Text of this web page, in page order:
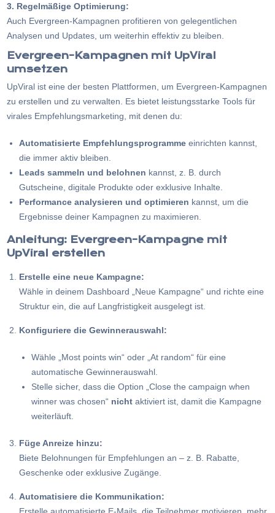
3. Regelmäßige Optimierung:
Auch Evergreen-Kampagnen profitieren von gelegentlichen
Analysen und Updates, um weiterhin effektiv zu bleiben.
Evergreen-Kampagnen mit UpViral
umsetzen
UpViral ist eine der besten Plattformen, um Evergreen-Kampagnen
zu erstellen und zu verwalten. Es bietet leistungsstarke Tools für
virales Empfehlungsmarketing, mit denen du:
Automatisierte Empfehlungsprogramme einrichten kannst,
die immer aktiv bleiben.
Leads sammeln und belohnen kannst, z. B. durch
Gutscheine, digitale Produkte oder exklusive Inhalte.
Performance analysieren und optimieren kannst, um die
Ergebnisse deiner Kampagnen zu maximieren.
Anleitung: Evergreen-Kampagne mit
UpViral erstellen
Erstelle eine neue Kampagne:
Wähle in deinem Dashboard „Neue Kampagne“ und richte eine
Struktur ein, die auf Langfristigkeit ausgelegt ist.
Konfiguriere die Gewinnerauswahl:
Wähle „Most points win“ oder „At random“ für eine
automatische Gewinnerauswahl.
Stelle sicher, dass die Option „Close the campaign when
winner was chosen“ nicht aktiviert ist, damit die Kampagne
weiterläuft.
Füge Anreize hinzu:
Biete Belohnungen für Empfehlungen an – z. B. Rabatte,
Geschenke oder exklusive Zugänge.
Automatisiere die Kommunikation:
Erstelle automatisierte E-Mails, die Teilnehmer motivieren, mehr